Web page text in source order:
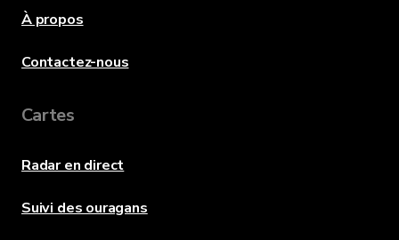
À propos
Contactez-nous
Cartes
Radar en direct
Suivi des ouragans